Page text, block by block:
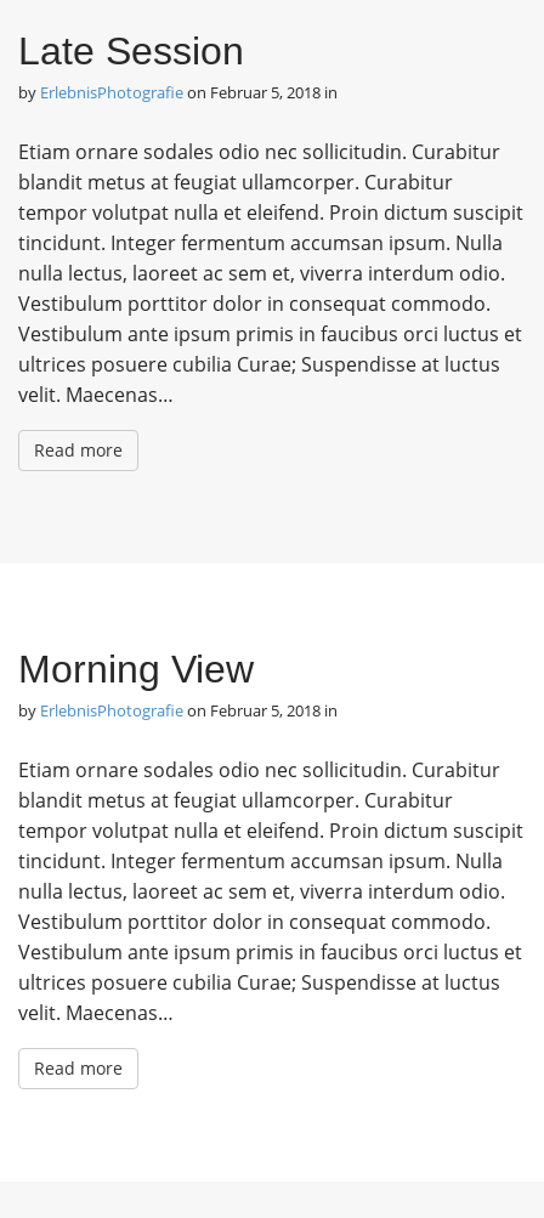
Late Session
by ErlebnisPhotografieon Februar 5, 2018 in
Etiam ornare sodales odio nec sollicitudin. Curabitur
blandit metus at feugiat ullamcorper. Curabitur
tempor volutpat nulla et eleifend. Proin dictum suscipit
tincidunt. Integer fermentum accumsan ipsum. Nulla
nulla lectus, laoreet ac sem et, viverra interdum odio.
Vestibulum porttitor dolor in consequat commodo.
Vestibulum ante ipsum primis in faucibus orci luctus et
ultrices posuere cubilia Curae; Suspendisse at luctus
velit. Maecenas…
Read more
Morning View
by ErlebnisPhotografieon Februar 5, 2018 in
Etiam ornare sodales odio nec sollicitudin. Curabitur
blandit metus at feugiat ullamcorper. Curabitur
tempor volutpat nulla et eleifend. Proin dictum suscipit
tincidunt. Integer fermentum accumsan ipsum. Nulla
nulla lectus, laoreet ac sem et, viverra interdum odio.
Vestibulum porttitor dolor in consequat commodo.
Vestibulum ante ipsum primis in faucibus orci luctus et
ultrices posuere cubilia Curae; Suspendisse at luctus
velit. Maecenas…
Read more